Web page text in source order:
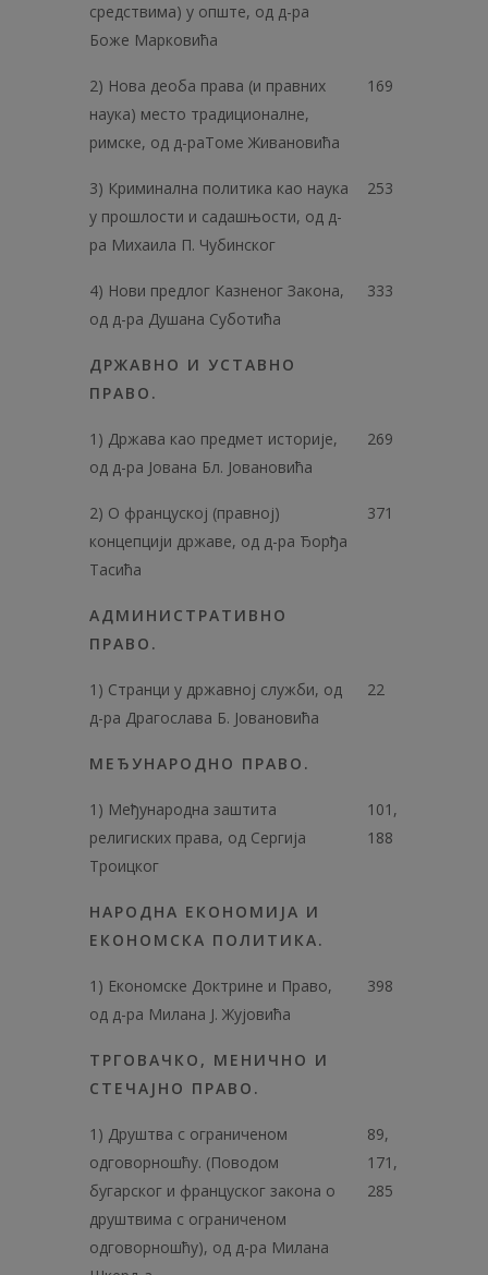
средствима) у опште, од д-ра
Боже Марковића
2) Нова деоба права (и правних
наука) место традиционалне,
римске, од д-раТоме Живановића
169
3) Криминална политика као наука
у прошлости и садашњости, од д-
ра Михаила П. Чубинског
253
4) Нови предлог Казненог Закона,
од д-ра Душана Суботића
333
ДРЖАВНО И УСТАВНО
ПРАВО.
1) Држава као предмет историје,
од д-ра Јована Бл. Јовановића
269
2) О француској (правној)
концепцији државе, од д-ра Ђорђа
Тасића
371
АДМИНИСТРАТИВНО
ПРАВО.
1) Странци у државној служби, од
д-ра Драгослава Б. Јовановића
22
МЕЂУНАРОДНО ПРАВО.
1) Међународна заштита
религиских права, од Сергија
Троицког
101,
188
НАРОДНА ЕКОНОМИЈА И
ЕКОНОМСКА ПОЛИТИКА.
1) Економске Доктрине и Право,
од д-ра Милана Ј. Жујовића
398
ТРГОВАЧКО, МЕНИЧНО И
СТЕЧАЈНО ПРАВО.
1) Друштва с ограниченом
одговорношћу. (Поводом
бугарског и француског закона о
друштвима с ограниченом
одговорношћу), од д-ра Милана
89,
171,
285